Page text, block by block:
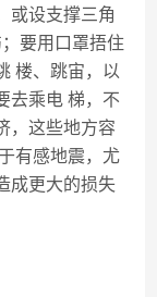
或设支撑三角
要用口罩捂住
楼、跳宙，以
去乘电 梯，不
，这些地方容
有感地震，尤
成更大的损失